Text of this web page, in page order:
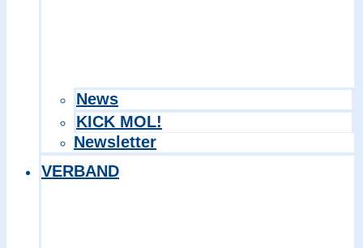
News
KICK MOL!
Newsletter
VERBAND